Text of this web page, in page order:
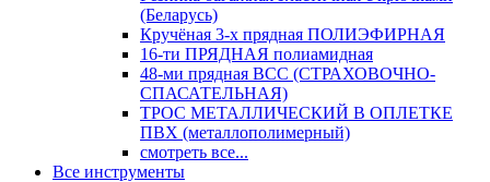
(Беларусь)
Кручёная 3-х прядная ПОЛИЭФИРНАЯ
16-ти ПРЯДНАЯ полиамидная
48-ми прядная ВСС (СТРАХОВОЧНО-
СПАСАТЕЛЬНАЯ)
ТРОС МЕТАЛЛИЧЕСКИЙ В ОПЛЕТКЕ
ПВХ (металлополимерный)
смотреть все...
Все инструменты